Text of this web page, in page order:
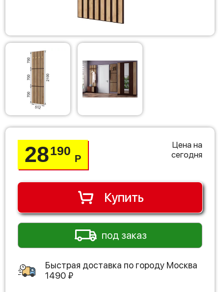
28190
Р
Цена на
сегодня
Купить
под заказ
Быстрая доставка по городу Москва
1490 ₽